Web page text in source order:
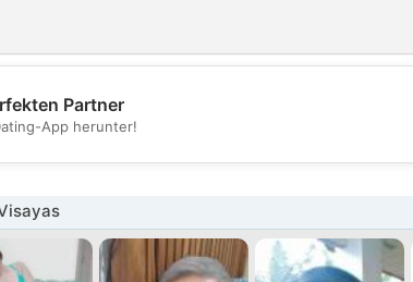
💕
Partner
App herunter!